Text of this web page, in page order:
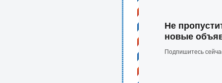
Не
новые
Подпишитесь